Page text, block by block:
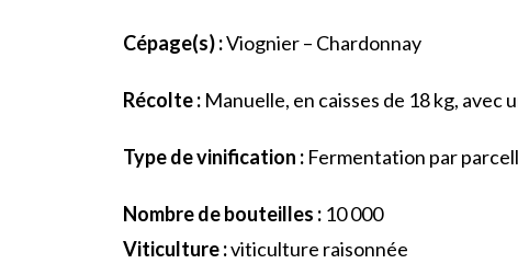
Cépage(s) :Viognier – Chardonnay
Récolte : Manuelle, en caisses de 18 kg, avec
Type de vinification : Fermentation par
Nombre de bouteilles : 10 000
Viticulture :viticulture raisonnée